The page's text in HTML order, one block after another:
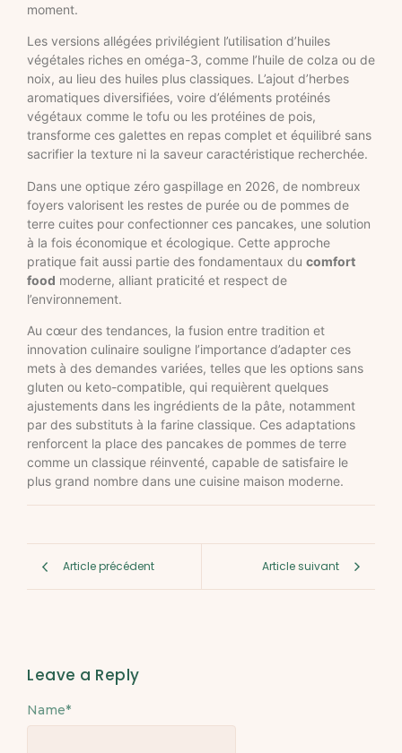
moment.
Les versions allégées privilégient l’utilisation d’huiles
végétales riches en oméga-3, comme l’huile de colza ou de
noix, au lieu des huiles plus classiques. L’ajout d’herbes
aromatiques diversifiées, voire d’éléments protéinés
végétaux comme le tofu ou les protéines de pois,
transforme ces galettes en repas complet et équilibré sans
sacrifier la texture ni la saveur caractéristique recherchée.
Dans une optique zéro gaspillage en 2026, de nombreux
foyers valorisent les restes de purée ou de pommes de
terre cuites pour confectionner ces pancakes, une solution
à la fois économique et écologique. Cette approche
pratique fait aussi partie des fondamentaux du comfort
food moderne, alliant praticité et respect de
l’environnement.
Au cœur des tendances, la fusion entre tradition et
innovation culinaire souligne l’importance d’adapter ces
mets à des demandes variées, telles que les options sans
gluten ou keto-compatible, qui requièrent quelques
ajustements dans les ingrédients de la pâte, notamment
par des substituts à la farine classique. Ces adaptations
renforcent la place des pancakes de pommes de terre
comme un classique réinventé, capable de satisfaire le
plus grand nombre dans une cuisine maison moderne.
Article précédent Article suivant
Leave a Reply
Name*
Alternative: